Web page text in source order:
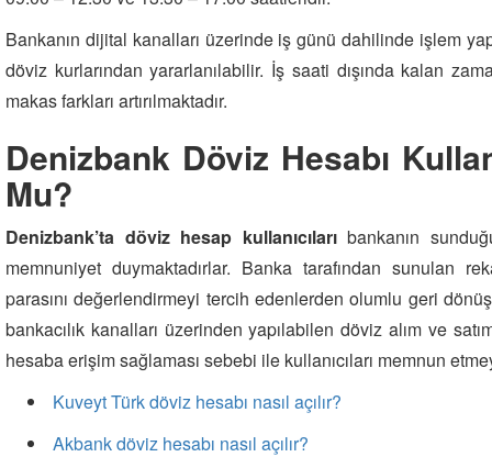
Bankanın dijital kanalları üzerinde iş günü dahilinde işlem
döviz kurlarından yararlanılabilir. İş saati dışında kalan
makas farkları artırılmaktadır.
Denizbank Döviz Hesabı
Mu?
Denizbank’ta döviz hesap kullanıcılarıbankanın
memnuniyet duymaktadırlar. Banka tarafından sunulan
parasını değerlendirmeyi tercih edenlerden olumlu geri
bankacılık kanalları üzerinden yapılabilen döviz alım ve
hesaba erişim sağlaması sebebi ile kullanıcıları memnun
Kuveyt Türk döviz hesabı nasıl açılır?
Akbank döviz hesabı nasıl açılır?